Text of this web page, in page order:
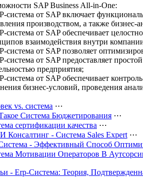
SAP Business All-in-One:
система от SAP включает
производством, а также бизнес-
система от SAP обеспечивает
взаимодействия внутри
система от SAP позволяет
система от SAP предоставляет
предприятия;
система от SAP обеспечивает
бизнес-условий, проведения
vs. система ⋯
Система Бюджетирования ⋯
сертификации качества ⋯
Консалтинг - Система Sales Expert ⋯
- Эффективный Способ
Мотивации Операторов В
- Erp-Система: Теория,